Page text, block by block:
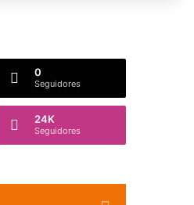
0
Seguidores
24K
Seguidores